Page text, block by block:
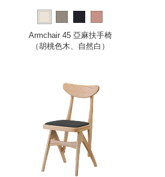
Armchair 45 亞麻扶手椅
（胡桃色木、自然白）